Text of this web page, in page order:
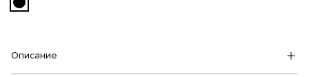
Описание